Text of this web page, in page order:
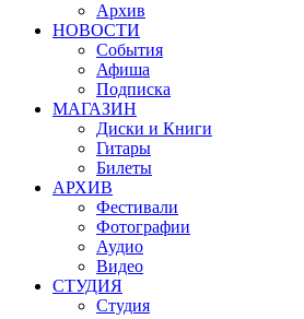
Архив
НОВОСТИ
События
Афиша
Подписка
МАГАЗИН
Диски и Книги
Гитары
Билеты
АРХИВ
Фестивали
Фотографии
Аудио
Видео
СТУДИЯ
Студия